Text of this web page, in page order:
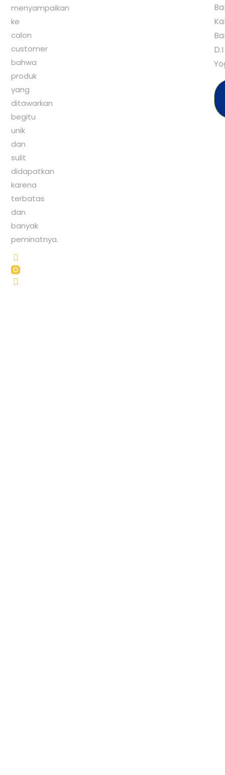
menyampaikan
ke
calon
customer
bahwa
produk
yang
ditawarkan
begitu
unik
dan
sulit
didapatkan
karena
terbatas
dan
banyak
peminatnya.
D.I